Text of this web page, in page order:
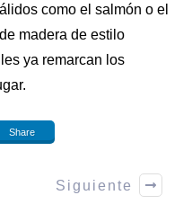
como el salmón o el
madera de estilo
ya remarcan los
Share
Siguiente